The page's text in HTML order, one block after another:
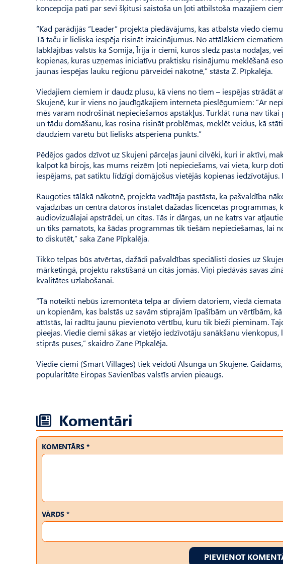
koncepcija pati par sevi šķitusi saistoša un ļoti atbilstoša mazajiem
“Kad parādījās “Leader” projekta piedāvājums, kas atbalsta viedo
Tā taču ir lieliska iespēja risināt izaicinājumus. No attālākiem
labklājības valstīs kā Somija, Īrija ir ciemi, kuros slēdz pasta nodaļas,
kopienas, kuras uzņemas iniciatīvu praktisku risinājumu meklēšanā
jaunas iespējas lauku reģionu pārveidei nākotnē,” stāsta Z. Pīpkalēja.
Viedajiem ciemiem ir daudz plusu, kā viens no tiem – iespējas
Skujenē, kur ir viens no jaudīgākajiem interneta pieslēgumiem: “Ar
mēs varam nodrošināt nepieciešamos apstākļus. Turklāt runa nav
un tādu domāšanu, kas rosina risināt problēmas, meklēt veidus, kā
daudziem varētu būt lielisks atspēriena punkts.”
Pēdējos gados dzīvot uz Skujeni pārceļas jauni cilvēki, kuri ir aktīvi,
kalpot kā birojs, kas mums reizēm ļoti nepieciešams, vai vieta, kurp
iespējams, pat satiktu līdzīgi domājošus vietējās kopienas iedzīvotājus.
Raugoties tālākā nākotnē, projekta vadītāja pastāsta, ka pašvaldība
vajadzības un centra datoros instalēt dažādas licencētās
audiovizu­ālajai apstrādei, un citas. Tās ir dārgas, un ne katrs var
un tiks pamatots, ka šādas programmas tik tie­šām nepieciešamas, lai
to diskutēt,” saka Zane Pīpkalēja.
Tikko telpas būs atvērtas, dažādi pašvaldības speciālisti dosies uz
mārketingā, projektu rakstīšanā un citās jomās. Viņi piedāvās savas
kvalitātes uzlabošanai.
“Tā noteikti nebūs izremontēta telpa ar diviem datoriem, viedā
un kopienām, kas balstās uz savām stiprajām īpašībām un vērtībām,
attīstās, lai radītu jaunu pievienoto vērtību, kuru tik bieži pieminam.
pieejas. Viedie ciemi sākas ar vietējo iedzīvotāju sanākšanu
stiprās puses,” skaidro Zane Pīpkalēja.
Viedie ciemi (Smart Villages) tiek veidoti Alsungā un Skujenē.
popularitāte Eiropas Savienības valstīs arvien pieaugs.
Komentāri
KOMENTĀRS *
VĀRDS *
PIEVIENOT